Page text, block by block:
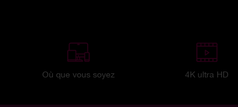
Où que vous soyez 4K ultra HD